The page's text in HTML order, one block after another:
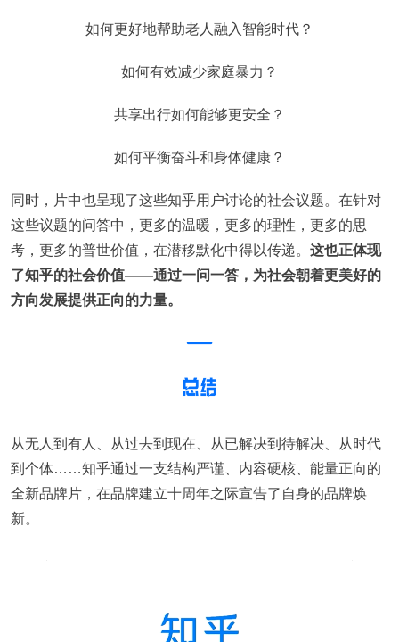
如何更好地帮助老人融入智能时代？
如何有效减少家庭暴力？
共享出行如何能够更安全？
如何平衡奋斗和身体健康？
同时，片中也呈现了这些知乎用户讨论的社会议题。在针对
这些议题的问答中，更多的温暖，更多的理性，更多的思
考，更多的普世价值，在潜移默化中得以传递。 这也正体现
了知乎的社会价值——通过一问一答，为社会朝着更美好的
方向发展提供正向的力量。
从无人到有人、从过去到现在、从已解决到待解决、从时代
到个体……知乎通过一支结构严谨、内容硬核、能量正向的
全新品牌片，在品牌建立十周年之际宣告了自身的品牌焕
新。